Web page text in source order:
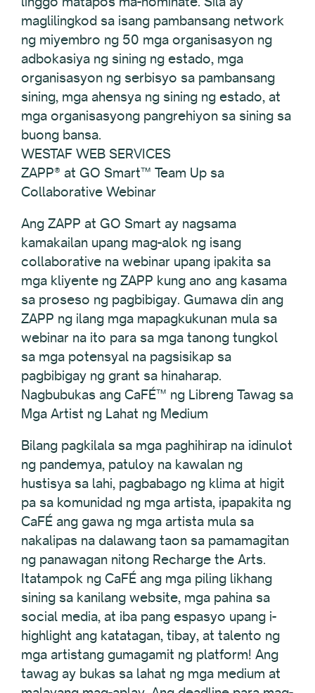
maglilingkod sa isang pambansang network
ng miyembro ng 50 mga organisasyon ng
adbokasiya ng sining ng estado, mga
organisasyon ng serbisyo sa pambansang
sining, mga ahensya ng sining ng estado, at
mga organisasyong pangrehiyon sa sining sa
buong bansa.
WESTAF WEB SERVICES
ZAPP® at GO Smart™ Team Up sa
Collaborative Webinar
Ang ZAPP at GO Smart ay nagsama
kamakailan upang mag-alok ng isang
collaborative na webinar upang ipakita sa
mga kliyente ng ZAPP kung ano ang kasama
sa proseso ng pagbibigay. Gumawa din ang
ZAPP ng ilang mga mapagkukunan mula sa
webinar na ito para sa mga tanong tungkol
sa mga potensyal na pagsisikap sa
pagbibigay ng grant sa hinaharap.
Nagbubukas ang CaFÉ™ ng Libreng Tawag sa
Mga Artist ng Lahat ng Medium
Bilang pagkilala sa mga paghihirap na idinulot
ng pandemya, patuloy na kawalan ng
hustisya sa lahi, pagbabago ng klima at higit
pa sa komunidad ng mga artista, ipapakita ng
CaFÉ ang gawa ng mga artista mula sa
nakalipas na dalawang taon sa pamamagitan
ng panawagan nitong Recharge the Arts.
Itatampok ng CaFÉ ang mga piling likhang
sining sa kanilang website, mga pahina sa
social media, at iba pang espasyo upang i-
highlight ang katatagan, tibay, at talento ng
mga artistang gumagamit ng platform! Ang
tawag ay bukas sa lahat ng mga medium at